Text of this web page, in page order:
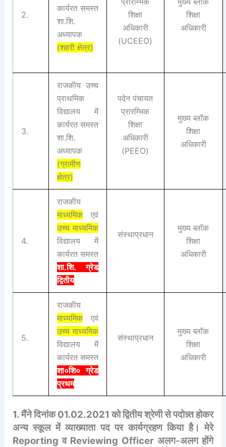
2.
कार्यरत समस्त
शा.शि.
अध्यापक
(शहरी क्षेत्र)
शिक्षा
अधिकारी
(UCEEO)
शिक्षा
अधिकारी
3.
राजकीय उच्च
प्राथमिक
विद्यालय में
कार्यरत समस्त
शा.शि.
अध्यापक
(ग्रामीण
क्षेत्र)
पदेन पंचायत
प्रारम्भिक
शिक्षा
अधिकारी
(PEEO)
मुख्य ब्लॉक
शिक्षा
अधिकारी
4.
राजकीय
माध्यमिकएवं
उच्च माध्यमिक
विद्यालय में
कार्यरत समस्त
शा.शि. ग्रेड
द्वितीय
संस्थाप्रधान
मुख्य ब्लॉक
शिक्षा
अधिकारी
5.
राजकीय
माध्यमिकएवं
उच्च माध्यमिक
विद्यालय में
कार्यरत समस्त
शा०शि० ग्रेड
प्रथम
संस्थाप्रधान
मुख्य ब्लॉक
शिक्षा
अधिकारी
1. मैंने दिनांक 01.02.2021 को द्वितीय श्रेणी से पदोन्न्त होकर
अन्य स्कूल में व्याख्याता पद पर कार्यग्रहण किया है। मेरे
Reporting व Reviewing Officer अलग-अलग होंगे